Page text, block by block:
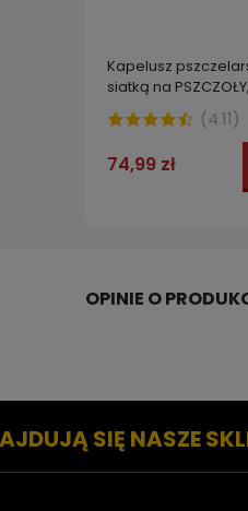
Kapelusz
siatką na
(4.11)
74,99 zł
SIĘ NASZE